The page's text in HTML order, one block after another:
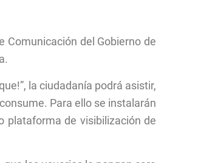
Comunicación del Gobierno de
la ciudadanía podrá asistir,
Para ello se instalarán
plataforma de visibilización de